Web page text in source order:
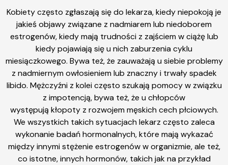
Kobiety często zgłaszają się do lekarza, kiedy niepokoją je
jakieś objawy związane z nadmiarem lub niedoborem
estrogenów, kiedy mają trudności z zajściem w ciążę lub
kiedy pojawiają się u nich zaburzenia cyklu
miesiączkowego. Bywa też, że zauważają u siebie problemy
z nadmiernym owłosieniem lub znaczny i trwały spadek
libido. Mężczyźni z kolei często szukają pomocy w związku
z impotencją, bywa też, że u chłopców
występują kłopoty z rozwojem męskich cech płciowych.
We wszystkich takich sytuacjach lekarz często zaleca
wykonanie badań hormonalnych, które mają wykazać
między innymi stężenie estrogenów w organizmie, ale też,
co istotne, innych hormonów, takich jak na przykład